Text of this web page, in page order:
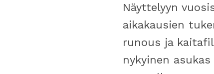
Näyttelyyn
aikakausien
runous ja
nykyinen